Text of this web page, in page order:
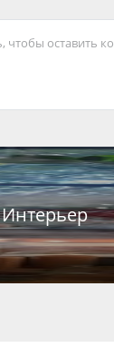
Интерьер